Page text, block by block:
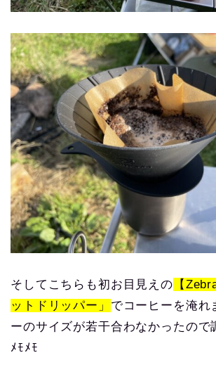
そしてこちらも初お目見えの 【
ットドリッパー」 でコーヒーを淹れ
ーのサイズが若干合わなかったの
ﾒﾓﾒﾓ